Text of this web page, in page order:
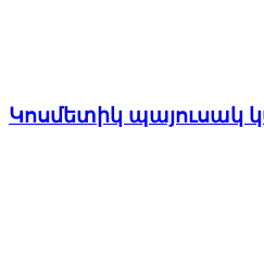
Կոսմետիկ պայուսակ